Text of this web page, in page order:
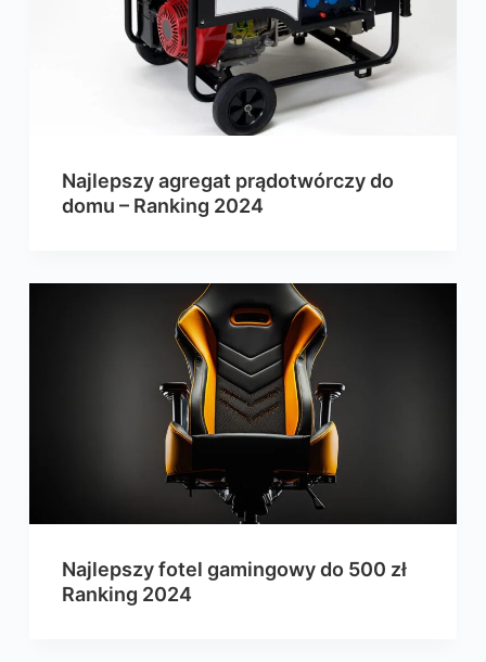
Najlepszy agregat prądotwórczy do
domu – Ranking 2024
Najlepszy fotel gamingowy do 500 zł
Ranking 2024